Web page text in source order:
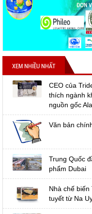
XEM NHIỀU NHẤT
CEO của
thích ngành
nguồn gốc
Văn bản
Trung Quốc
phẩm Dubai
Nhà chế
tuyết từ Na